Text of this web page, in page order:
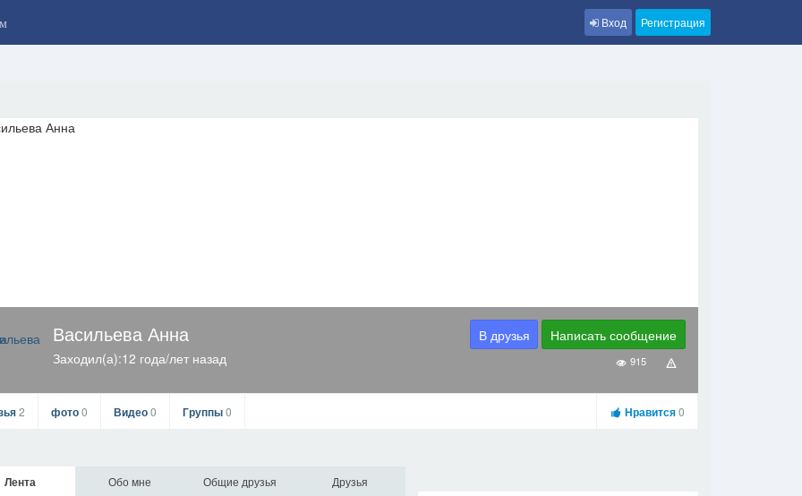
Вход Регистрация
Васильева Анна
Заходил(а):12 года/лет назад
В друзья Написать сообщение
915
2 фото0 Видео0 Группы0 Нравится0
Лента Обо мне Общие друзья Друзья